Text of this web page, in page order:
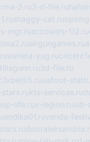
2.ru3-d-file.ru
shaggy-cat.ru
mgr.ruaccounts-112.ru
airgungames.ru
varieta-yug.ru
3d-file.ru
uafoot-
kts-services.ru
sp-life.rux-legion.rusib-
sindika01.ruvenda-